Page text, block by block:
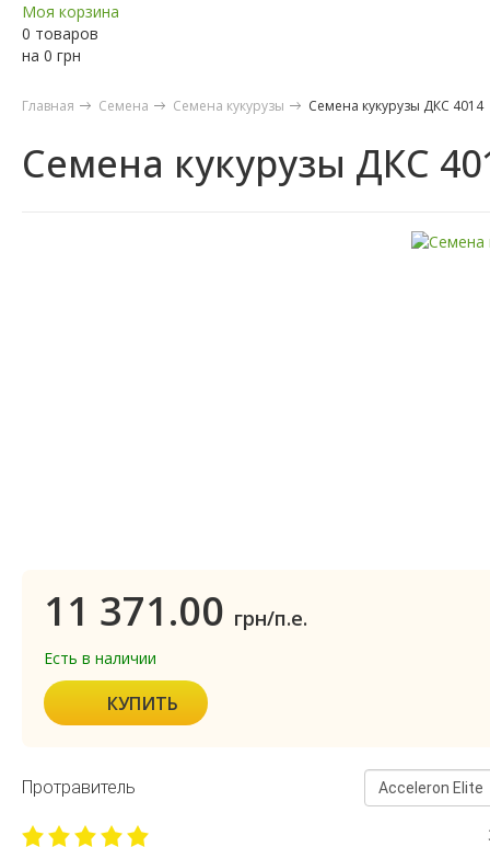
Моя корзина
0 товаров
на 0 грн
Главная Семена Семена кукурузы Семена кукурузы ДКС 4014
Семена кукурузы ДКС
11 371.00 грн/п.е.
Есть в наличии
КУПИТЬ
Протравитель Acceleron Elite